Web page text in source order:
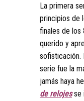
La primera
principios de
finales de los
querido y
sofisticación.
serie fue la
jamás haya
de relojesse